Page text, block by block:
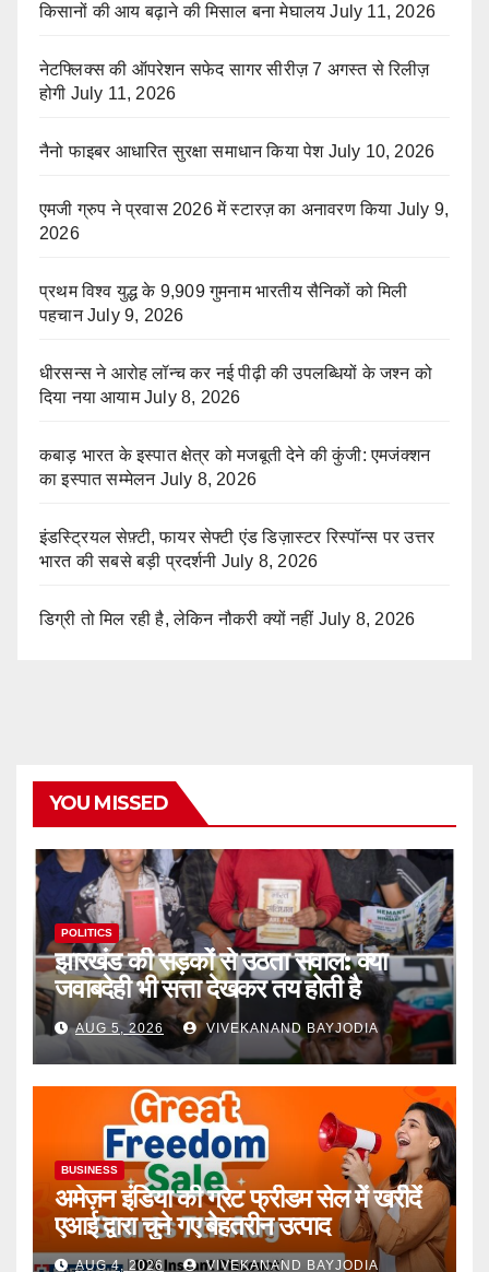
किसानों की आय बढ़ाने की मिसाल बना मेघालय July 11, 2026
नेटफ्लिक्स की ऑपरेशन सफेद सागर सीरीज़ 7 अगस्त से रिलीज़
होगी July 11, 2026
नैनो फाइबर आधारित सुरक्षा समाधान किया पेश July 10, 2026
एमजी ग्रुप ने प्रवास 2026 में स्टारज़ का अनावरण किया July 9,
2026
प्रथम विश्व युद्ध के 9,909 गुमनाम भारतीय सैनिकों को मिली
पहचान July 9, 2026
धीरसन्स ने आरोह लॉन्च कर नई पीढ़ी की उपलब्धियों के जश्न को
दिया नया आयाम July 8, 2026
कबाड़ भारत के इस्पात क्षेत्र को मजबूती देने की कुंजी: एमजंक्शन
का इस्पात सम्मेलन July 8, 2026
इंडस्ट्रियल सेफ़्टी, फायर सेफ्टी एंड डिज़ास्टर रिस्पॉन्स पर उत्तर
भारत की सबसे बड़ी प्रदर्शनी July 8, 2026
डिग्री तो मिल रही है, लेकिन नौकरी क्यों नहीं July 8, 2026
YOU MISSED
POLITICS
झारखंड की सड़कों से उठता सवाल: क्या
जवाबदेही भी सत्ता देखकर तय होती है
AUG 5, 2026 VIVEKANAND BAYJODIA
BUSINESS
अमेज़न इंडिया की ग्रेट फ्रीडम सेल में खरीदें
एआई द्वारा चुने गए बेहतरीन उत्पाद
AUG 4, 2026 VIVEKANAND BAYJODIA